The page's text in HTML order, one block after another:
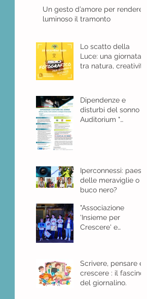
Un gesto d’amore per rendere
luminoso il tramonto
Lo scatto della
Luce: una giornata
tra natura, creatività
Dipendenze e
disturbi del sonno
Auditorium "
Iperconnessi: paese
delle meraviglie o
buco nero?
"Associazione
'Insieme per
Crescere' e
Scrivere, pensare e
crescere : il fascino
del giornalino.